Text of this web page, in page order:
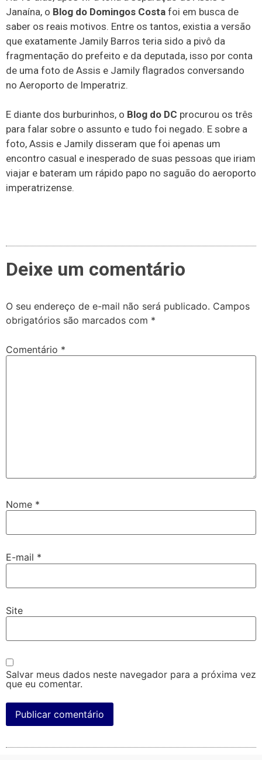
Janaína, o Blog do Domingos Costa foi em busca de
saber os reais motivos. Entre os tantos, existia a versão
que exatamente Jamily Barros teria sido a pivô da
fragmentação do prefeito e da deputada, isso por conta
de uma foto de Assis e Jamily flagrados conversando
no Aeroporto de Imperatriz.
E diante dos burburinhos, o Blog do DC procurou os três
para falar sobre o assunto e tudo foi negado. E sobre a
foto, Assis e Jamily disseram que foi apenas um
encontro casual e inesperado de suas pessoas que iriam
viajar e bateram um rápido papo no saguão do aeroporto
imperatrizense.
Deixe um comentário
O seu endereço de e-mail não será publicado. Campos
obrigatórios são marcados com *
Comentário *
Nome *
E-mail *
Site
Salvar meus dados neste navegador para a próxima vez
que eu comentar.